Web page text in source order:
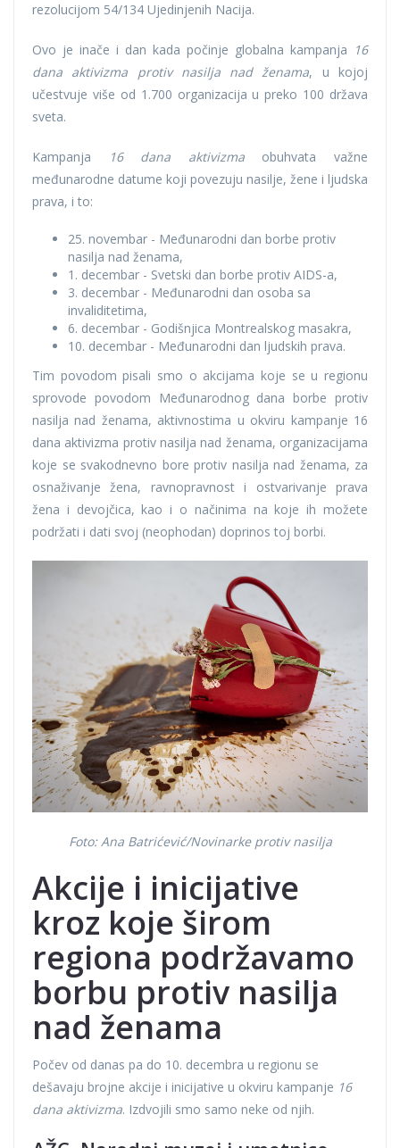
rezolucijom 54/134 Ujedinjenih Nacija.
Ovo je inače i dan kada počinje globalna kampanja 16
dana aktivizma protiv nasilja nad ženama, u kojoj
učestvuje više od 1.700 organizacija u preko 100 država
sveta.
Kampanja 16 dana aktivizmaobuhvata važne
međunarodne datume koji povezuju nasilje, žene i ljudska
prava, i to:
25. novembar - Međunarodni dan borbe protiv
nasilja nad ženama,
1. decembar - Svetski dan borbe protiv AIDS-a,
3. decembar - Međunarodni dan osoba sa
invaliditetima,
6. decembar - Godišnjica Montrealskog masakra,
10. decembar - Međunarodni dan ljudskih prava.
Tim povodom pisali smo o akcijama koje se u regionu
sprovode povodom Međunarodnog dana borbe protiv
nasilja nad ženama, aktivnostima u okviru kampanje 16
dana aktivizma protiv nasilja nad ženama, organizacijama
koje se svakodnevno bore protiv nasilja nad ženama, za
osnaživanje žena, ravnopravnost i ostvarivanje prava
žena i devojčica, kao i o načinima na koje ih možete
podržati i dati svoj (neophodan) doprinos toj borbi.
Foto: Ana Batrićević/Novinarke protiv nasilja
Akcije i inicijative
kroz koje širom
regiona podržavamo
borbu protiv nasilja
nad ženama
Počev od danas pa do 10. decembra u regionu se
dešavaju brojne akcije i inicijative u okviru kampanje 16
dana aktivizma. Izdvojili smo samo neke od njih.